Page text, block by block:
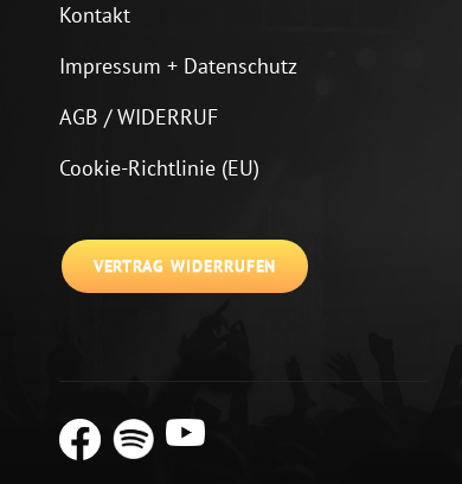
Kontakt
Impressum + Datenschutz
AGB / WIDERRUF
Cookie-Richtlinie (EU)
VERTRAG WIDERRUFEN